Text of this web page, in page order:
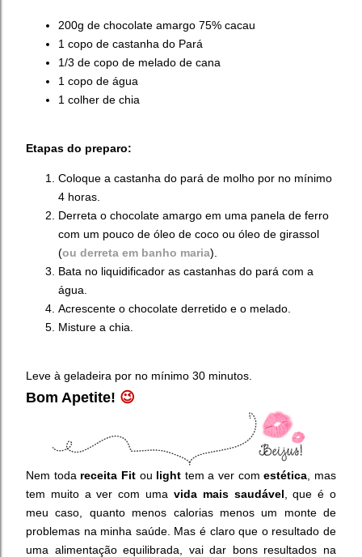
200g de chocolate amargo 75% cacau
1 copo de castanha do Pará
1/3 de copo de melado de cana
1 copo de água
1 colher de chia
Etapas do preparo:
Coloque a castanha do pará de molho por no mínimo
4 horas.
Derreta o chocolate amargo em uma panela de ferro
com um pouco de óleo de coco ou óleo de girassol
(ou derreta em banho maria).
Bata no liquidificador as castanhas do pará com a
água.
Acrescente o chocolate derretido e o melado.
Misture a chia.
Leve à geladeira por no mínimo 30 minutos.
Bom Apetite! 😉
Nem toda receita Fit ou light tem a ver comestética , mas
tem muito a ver com uma vida mais saudável , que é o
meu caso, quanto menos calorias menos um monte de
problemas na minha saúde. Mas é claro que o resultado de
uma alimentação equilibrada, vai dar bons resultados na